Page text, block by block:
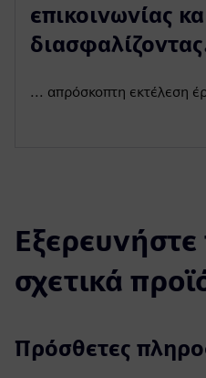
επικοινωνίας
... απρόσκοπτη εκτέλεση
σχετικά
Πρόσθετες